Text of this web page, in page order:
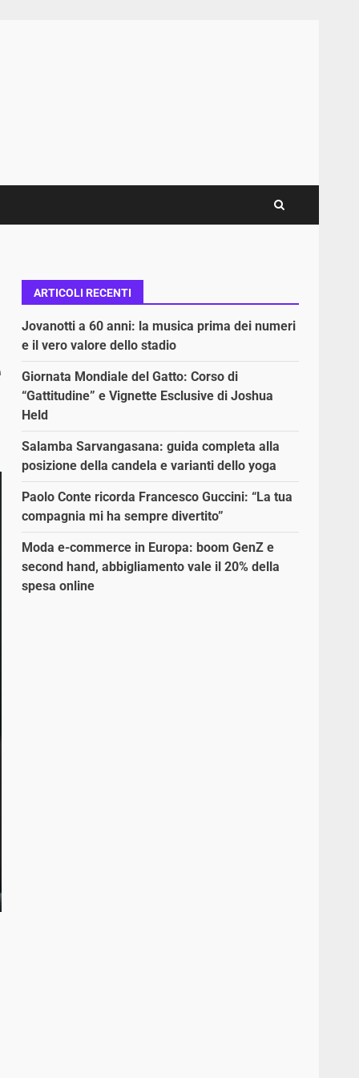
ARTICOLI RECENTI
Jovanotti a 60 anni: la musica prima dei numeri
e il vero valore dello stadio
Giornata Mondiale del Gatto: Corso di
“Gattitudine” e Vignette Esclusive di Joshua
Held
Salamba Sarvangasana: guida completa alla
posizione della candela e varianti dello yoga
Paolo Conte ricorda Francesco Guccini: “La tua
compagnia mi ha sempre divertito”
Moda e-commerce in Europa: boom GenZ e
second hand, abbigliamento vale il 20% della
spesa online